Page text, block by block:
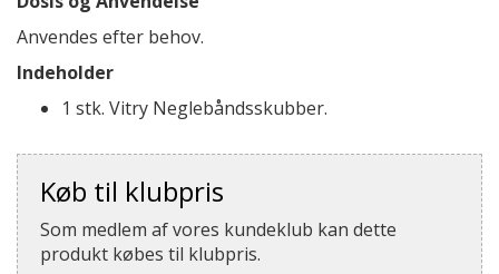
Anvendes efter behov.
Indeholder
1 stk. Vitry Neglebåndsskubber.
Køb til klubpris
Som medlem af vores kundeklub kan dette
produkt købes til klubpris.